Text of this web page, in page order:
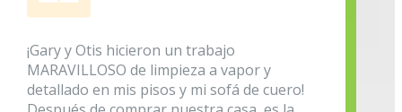
¡Gary y Otis hicieron un trabajo
MARAVILLOSO de limpieza a vapor y
detallado en mis pisos y mi sofá de cuero!